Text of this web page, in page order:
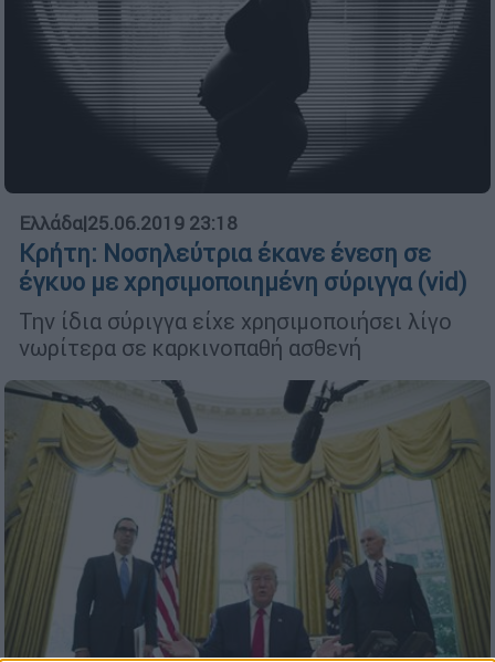
Ελλάδα|25.06.2019 23:18
Κρήτη: Νοσηλεύτρια έκανε ένεση σε
έγκυο με χρησιμοποιημένη σύριγγα (vid)
Την ίδια σύριγγα είχε χρησιμοποιήσει λίγο
νωρίτερα σε καρκινοπαθή ασθενή